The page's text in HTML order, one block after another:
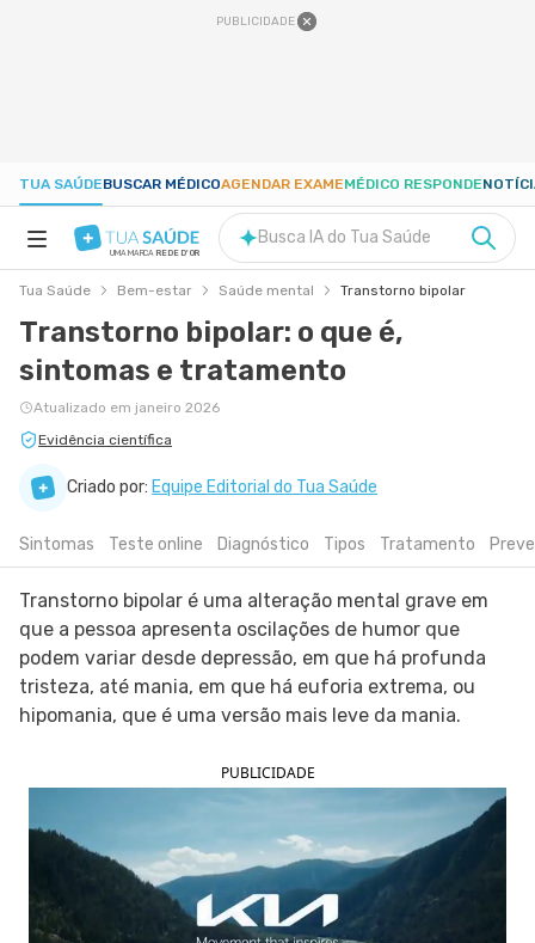
PUBLICIDADE
TUA SAÚDEBUSCAR MÉDICOAGENDAR EXAMEMÉDICO RESPONDE
NUTRIÇÃO
GRAVIDEZ
UMA MARCA REDE D'OR
Busca IA do Tua Saúde
Tua Saúde Bem-estar Saúde mental Transtorno bipolar
Transtorno bipolar: o que é,
sintomas e tratamento
Atualizado em janeiro 2026
Evidência científica
Criado por: Equipe Editorial do Tua Saúde
Sintomas Teste online Diagnóstico Tipos Tratamento
Transtorno bipolar é uma alteração mental grave em
que a pessoa apresenta oscilações de humor que
podem variar desde depressão, em que há profunda
tristeza, até mania, em que há euforia extrema, ou
hipomania, que é uma versão mais leve da mania.
PUBLICIDADE